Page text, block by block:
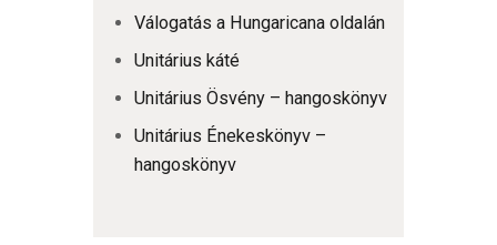
Válogatás a Hungaricana oldalán
Unitárius káté
Unitárius Ösvény – hangoskönyv
Unitárius Énekeskönyv –
hangoskönyv